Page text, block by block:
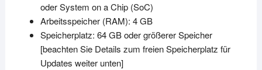
oder System on a Chip (SoC)
Arbeitsspeicher (RAM): 4 GB
Speicherplatz: 64 GB oder größerer Speicher
[beachten Sie Details zum freien Speicherplatz für
Updates weiter unten]